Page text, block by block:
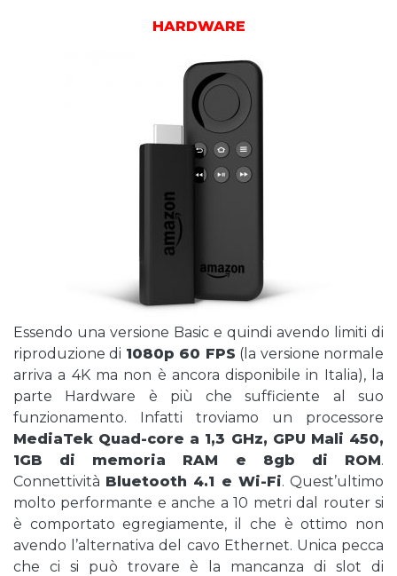
HARDWARE
Essendo una versione Basic e quindi avendo limiti di
riproduzione di 1080p 60 FPS (la versione normale
arriva a 4K ma non è ancora disponibile in Italia), la
parte Hardware è più che sufficiente al suo
funzionamento. Infatti troviamo un processore
MediaTek Quad-core a 1,3 GHz, GPU Mali 450,
1GB di memoria RAM e 8gb di ROM.
Connettività Bluetooth 4.1 e Wi-Fi. Quest’ultimo
molto performante e anche a 10 metri dal router si
è comportato egregiamente, il che è ottimo non
avendo l’alternativa del cavo Ethernet. Unica pecca
che ci si può trovare è la mancanza di slot di